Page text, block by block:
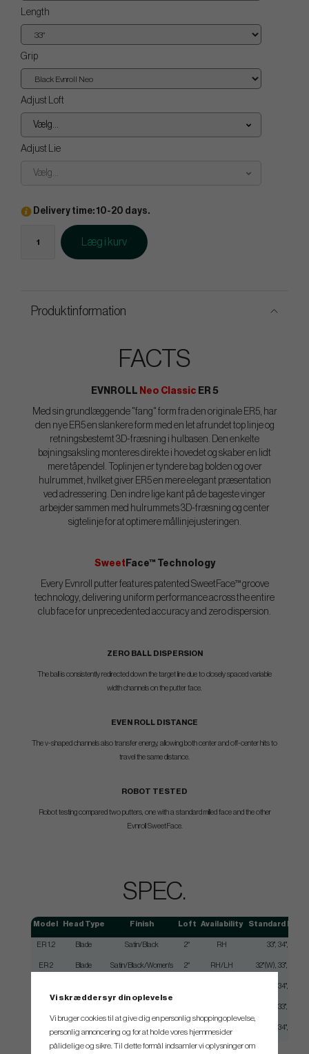
Length
Grip
Adjust Loft
Vælg...
Adjust Lie
Vælg...
Delivery time: 10-20 days.
Læg i kurv
Produktinformation
FACTS
EVNROLL Neo Classic ER 5
Med sin grundlæggende "fang" form fra den originale ER5, har
den nye ER5 en slankere form med en let afrundet top linje og
retningsbestemt 3D-fræsning i hulbasen. Den enkelte
bøjningsaksling monteres direkte i hovedet og skaber en lidt
mere tåpendel. Toplinjen er tyndere bag bolden og over
hulrummet, hvilket giver ER5 en mere elegant præsentation
ved adressering. Den indre lige kant på de bageste vinger
arbejder sammen med hulrummets 3D-fræsning og center
sigtelinje for at optimere mållinjejusteringen.
Sweet Face™ Technology
Every Evnroll putter features patented SweetFace™ groove
technology, delivering uniform performance across the entire
club face for unprecedented accuracy and zero dispersion.
ZERO BALL DISPERSION
The ball is consistently redirected down the target line due to closely spaced variable
width channels on the putter face.
EVEN ROLL DISTANCE
The v-shaped channels also transfer energy, allowing both center and off-center hits to
travel the same distance.
ROBOT TESTED
Robot testing compared two putters, one with a standard milled face and the other
Evnroll SweetFace.
SPEC.
Model Head Type Finish Loft Availability Standard
ER 1.2 Blade Satin/Black 2° RH 33", 34", 35"
ER 2 Blade Satin/Black/Women's 2° RH/LH 32"(W), 33", 34",
33", 34", 35"
32"(W), 33", 34", 35"
Satin/Black RH 33", 34", 35"
Vi skræddersyr din oplevelse
Vi bruger cookies til at give dig en personlig shoppingoplevelse,
personlig annoncering og for at holde vores hjemmesider
pålidelige og sikre. Til dette formål indsamler vi oplysninger om